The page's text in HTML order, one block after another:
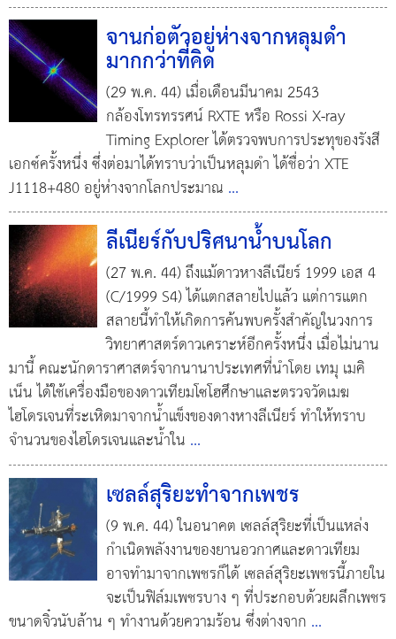
จานก่อตัวอยู่ห่างจากหลุมดำ
มากกว่าที่คิด
(29 พ.ค. 44) เมื่อเดือนมีนาคม 2543
กล้องโทรทรรศน์ RXTE หรือ Rossi X-ray
Timing Explorer ได้ตรวจพบการประทุของรังสี
เอกซ์ครั้งหนึ่ง ซึ่งต่อมาได้ทราบว่าเป็นหลุมดำ ได้ชื่อว่า XTE
J1118+480 อยู่ห่างจากโลกประมาณ ...
ลีเนียร์กับปริศนาน้ำบนโลก
(27 พ.ค. 44) ถึงแม้ดาวหางลีเนียร์ 1999 เอส 4
(C/1999 S4) ได้แตกสลายไปแล้ว แต่การแตก
สลายนี้ทำให้เกิดการค้นพบครั้งสำคัญในวงการ
วิทยาศาสตร์ดาวเคราะห์อีกครั้งหนึ่ง เมื่อไม่นาน
มานี้ คณะนักดาราศาสตร์จากนานาประเทศที่นำโดย เทมุ เมคิ
เน็น ได้ใช้เครื่องมือของดาวเทียมโซโฮศึกษาและตรวจวัดเมฆ
ไฮโดรเจนที่ระเหิดมาจากน้ำแข็งของดางหางลีเนียร์ ทำให้ทราบ
จำนวนของไฮโดรเจนและน้ำใน ...
เซลล์สุริยะทำจากเพชร
(9 พ.ค. 44) ในอนาคต เซลล์สุริยะที่เป็นแหล่ง
กำเนิดพลังงานของยานอวกาศและดาวเทียม
อาจทำมาจากเพชรก็ได้ เซลล์สุริยะเพชรนี้ภายใน
จะเป็นฟิล์มเพชรบาง ๆ ที่ประกอบด้วยผลึกเพชร
ขนาดจิ๋วนับล้าน ๆ ทำงานด้วยความร้อน ซึ่งต่างจาก ...